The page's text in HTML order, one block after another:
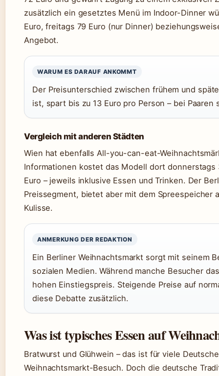
zusätzlich ein gesetztes Menü im Indoor-Dinner
Euro, freitags 79 Euro (nur Dinner)
Angebot.
WARUM ES DARAUF ANKOMMT
Der Preisunterschied zwischen frühem und
ist, spart bis zu 13 Euro pro Person – bei Paaren
Vergleich mit anderen Städten
Wien hat ebenfalls All-you-can-eat-
Informationen kostet das Modell dort donnerstags
Euro – jeweils inklusive Essen und Trinken. Der
Preissegment, bietet aber mit dem Spreespeicher
Kulisse.
ANMERKUNG DER REDAKTION
Ein Berliner Weihnachtsmarkt sorgt mit seinem
sozialen Medien. Während manche Besucher
hohen Einstiegspreis. Steigende Preise auf
diese Debatte zusätzlich.
Was ist typisches Essen auf
Bratwurst und Glühwein – das ist für viele
Weihnachtsmarkt-Besuch. Doch die deutsche